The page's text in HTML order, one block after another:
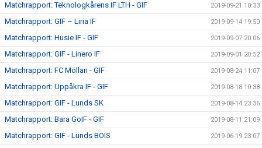
Matchrapport: Teknologkårens IF LTH - GIF 2019-09-21 10:33
Matchrapport: GIF – Liria IF 2019-09-14 19:50
Matchrapport: Husie IF - GIF 2019-09-07 20:06
Matchrapport: GIF - Linero IF 2019-09-01 20:52
Matchrapport: FC Möllan - GIF 2019-08-24 11:07
Matchrapport: Uppåkra IF - GIF 2019-08-18 10:38
Matchrapport: GIF - Lunds SK 2019-08-14 23:36
Matchrapport: Bara GoIF - GIF 2019-08-11 21:09
Matchrapport: GIF - Lunds BOIS 2019-06-19 23:07